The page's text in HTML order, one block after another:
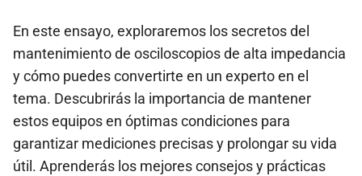
En este ensayo, exploraremos los secretos del
mantenimiento de osciloscopios de alta impedancia
y cómo puedes convertirte en un experto en el
tema. Descubrirás la importancia de mantener
estos equipos en óptimas condiciones para
garantizar mediciones precisas y prolongar su vida
útil. Aprenderás los mejores consejos y prácticas